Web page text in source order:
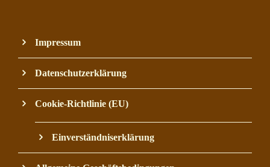
Impressum
Datenschutzerklärung
Cookie-Richtlinie (EU)
Einverständniserklärung